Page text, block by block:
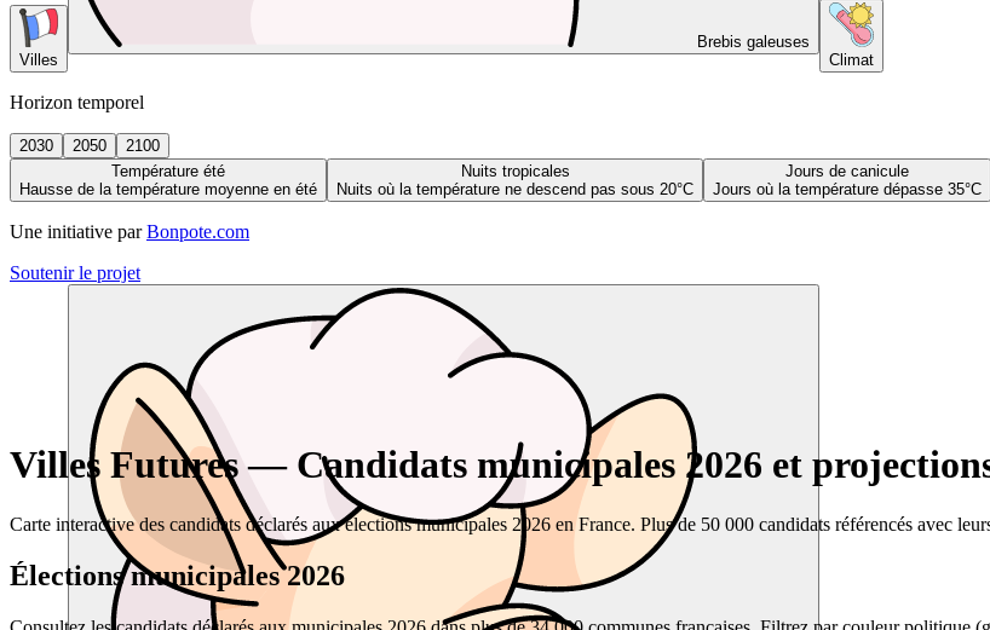
Villes
Brebis galeuses
Climat
Horizon temporel
2030 2050
2100
Température été
Hausse de la température moyenne en été
Nuits tropicales
Nuits où la température ne descend pas sous 20°C
Jours de canicule
Jours où la température dépasse 35°C
Une initiative par Bonpote.com
Soutenir le projet
Villes Futures — Candidats municipales 2026 et
Carte interactive des candidats déclarés aux élections municipales 2026 en France. Plus de 50 000 candidats référencés avec
Élections municipales 2026